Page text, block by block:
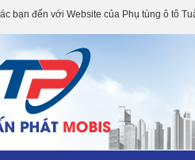
bạn đến với Website của Phụ tùng ô tô